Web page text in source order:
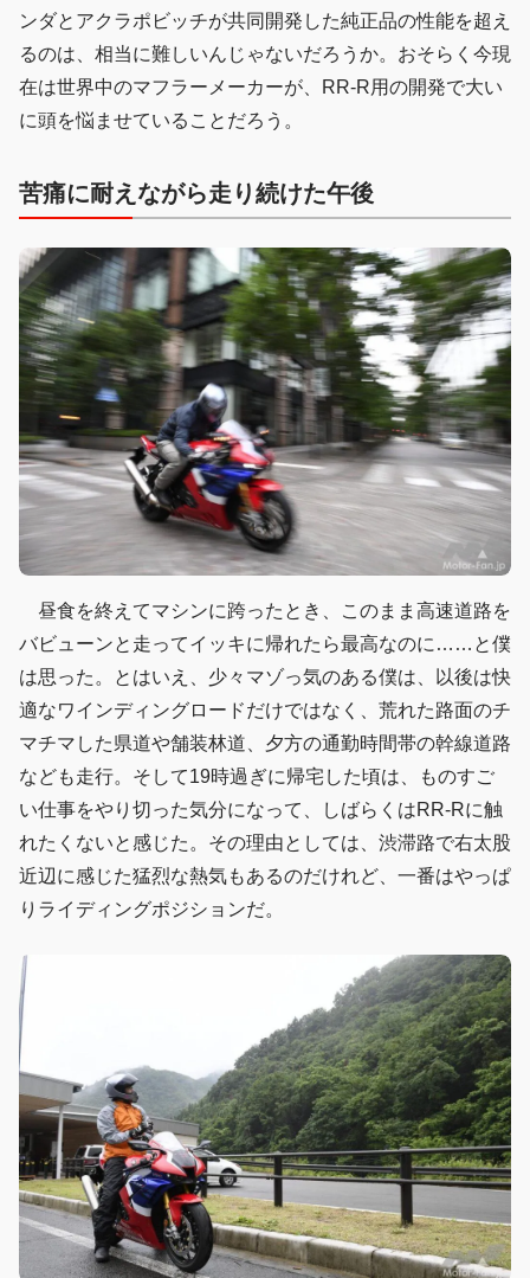
ンダとアクラポビッチが共同開発した純正品の性能を超え
るのは、相当に難しいんじゃないだろうか。おそらく今現
在は世界中のマフラーメーカーが、RR-R用の開発で大い
に頭を悩ませていることだろう。
苦痛に耐えながら走り続けた午後
昼食を終えてマシンに跨ったとき、このまま高速道路を
バビューンと走ってイッキに帰れたら最高なのに……と僕
は思った。とはいえ、少々マゾっ気のある僕は、以後は快
適なワインディングロードだけではなく、荒れた路面のチ
マチマした県道や舗装林道、夕方の通勤時間帯の幹線道路
なども走行。そして19時過ぎに帰宅した頃は、ものすご
い仕事をやり切った気分になって、しばらくはRR-Rに触
れたくないと感じた。その理由としては、渋滞路で右太股
近辺に感じた猛烈な熱気もあるのだけれど、一番はやっぱ
りライディングポジションだ。